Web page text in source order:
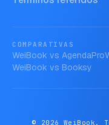
COMPARATIVAS
WeiBook vs AgendaPro
WeiBook vs Booksy
© 2026 WeiBook.